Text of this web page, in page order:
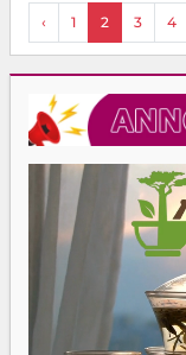
‹ 1 2 3 4